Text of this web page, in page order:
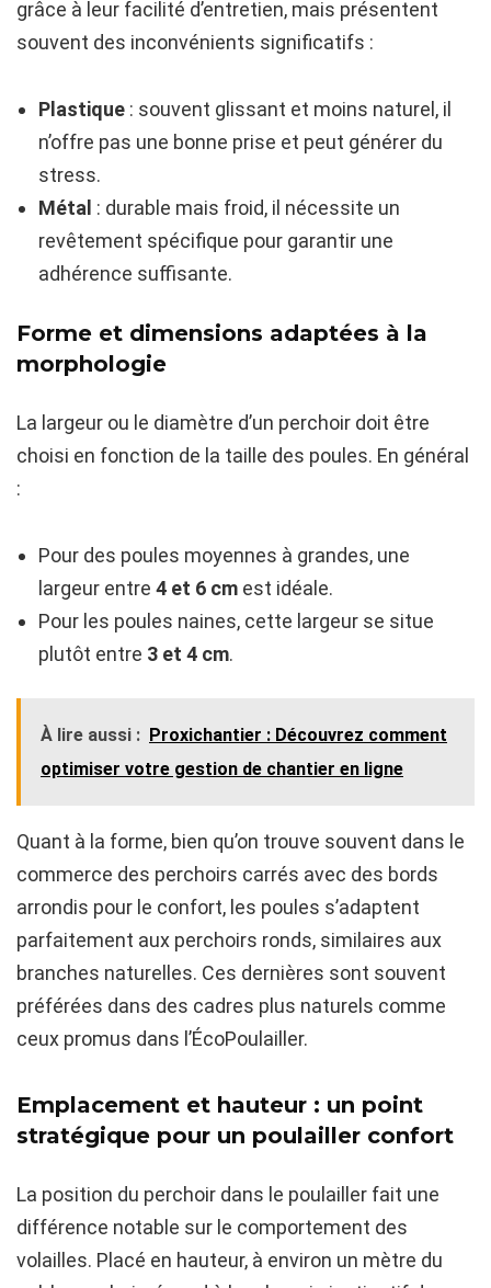
grâce à leur facilité d’entretien, mais présentent
souvent des inconvénients significatifs :
Plastique : souvent glissant et moins naturel, il
n’offre pas une bonne prise et peut générer du
stress.
Métal : durable mais froid, il nécessite un
revêtement spécifique pour garantir une
adhérence suffisante.
Forme et dimensions adaptées à la
morphologie
La largeur ou le diamètre d’un perchoir doit être
choisi en fonction de la taille des poules. En général
:
Pour des poules moyennes à grandes, une
largeur entre 4 et 6 cm est idéale.
Pour les poules naines, cette largeur se situe
plutôt entre 3 et 4 cm.
À lire aussi : Proxichantier : Découvrez comment
optimiser votre gestion de chantier en ligne
Quant à la forme, bien qu’on trouve souvent dans le
commerce des perchoirs carrés avec des bords
arrondis pour le confort, les poules s’adaptent
parfaitement aux perchoirs ronds, similaires aux
branches naturelles. Ces dernières sont souvent
préférées dans des cadres plus naturels comme
ceux promus dans l’ÉcoPoulailler.
Emplacement et hauteur : un point
stratégique pour un poulailler confort
La position du perchoir dans le poulailler fait une
différence notable sur le comportement des
volailles. Placé en hauteur, à environ un mètre du